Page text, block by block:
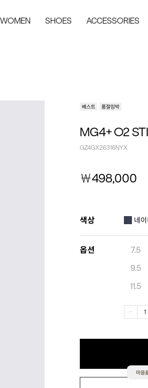
WOMEN SHOES ACCESSORIES
베스트 품절임박
MG4+ O2
GZ4GX26316NYX
￦498,000
색상 네
옵션 7.5
9.5
11.5
마음